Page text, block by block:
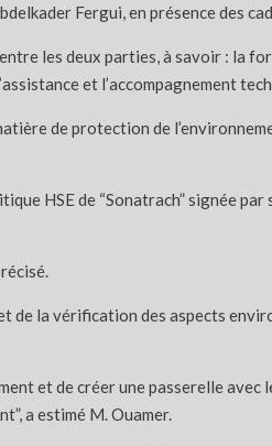
Fergui, en présence des
les deux parties, à savoir : la
et l’accompagnement
de protection de
HSE de “Sonatrach” signée par
de la vérification des aspects
et de créer une passerelle avec
a estimé M. Ouamer.